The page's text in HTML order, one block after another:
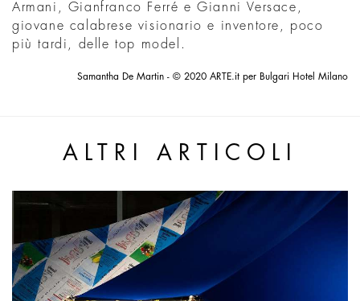
Armani, Gianfranco Ferré e Gianni Versace,
giovane calabrese visionario e inventore, poco
più tardi, delle top model.
Samantha De Martin - © 2020 ARTE.it per Bulgari Hotel Milano
ALTRI ARTICOLI